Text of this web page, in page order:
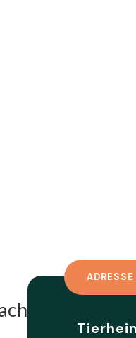
ADRESSE